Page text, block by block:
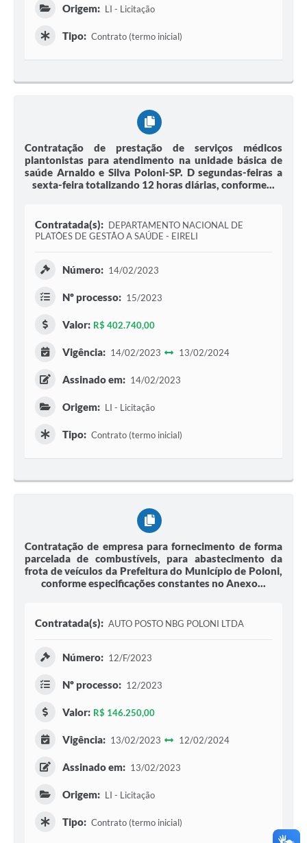
Origem: LI - Licitação
Tipo: Contrato (termo inicial)
Contratação de prestação de serviços médicos
plantonistas para atendimento na unidade básica de
saúde Arnaldo e Silva Poloni-SP. D segundas-feiras a
sexta-feira totalizando 12 horas diárias, conforme...
Contratada(s): DEPARTAMENTO NACIONAL DE
PLATÕES DE GESTÃO A SAÚDE - EIRELI
Número: 14/02/2023
Nº processo: 15/2023
Valor: R$ 402.740,00
Vigência: 14/02/2023 13/02/2024
Assinado em: 14/02/2023
Origem: LI - Licitação
Tipo: Contrato (termo inicial)
Contratação de empresa para fornecimento de forma
parcelada de combustíveis, para abastecimento da
frota de veículos da Prefeitura do Município de Poloni,
conforme especificações constantes no Anexo...
Contratada(s): AUTO POSTO NBG POLONI LTDA
Número: 12/F/2023
Nº processo: 12/2023
Valor: R$ 146.250,00
Vigência: 13/02/2023 12/02/2024
Assinado em: 13/02/2023
Origem: LI - Licitação
Tipo: Contrato (termo inicial)